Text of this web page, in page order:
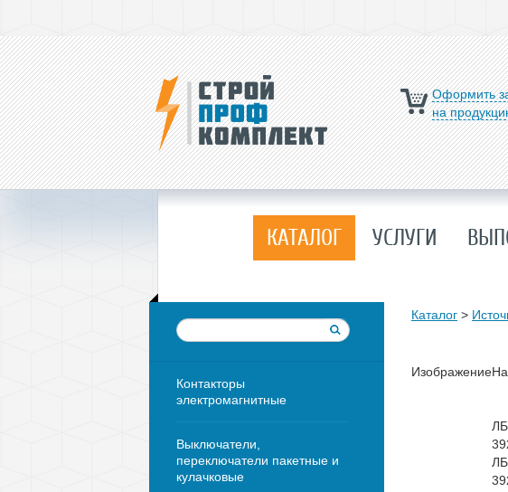
Оформить
на
КАТАЛОГ УСЛУГИ
Контакторы
электромагнитные
Выключатели,
переключатели пакетные и
кулачковые
Каталог >
Изображение